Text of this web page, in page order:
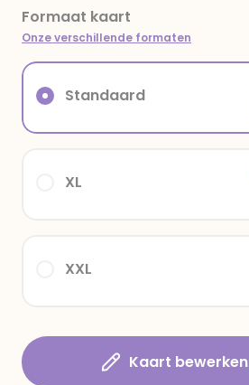
Formaat kaart
Onze verschillende formaten
XXL
XL
Standaard
Kaart bewerken